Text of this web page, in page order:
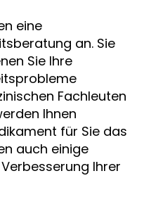
eine
an. Sie
Sie Ihre
Fachleuten
Ihnen
für Sie das
auch einige
Ihrer